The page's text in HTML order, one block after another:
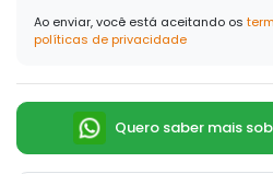
Ao enviar, você está aceitando os
políticas de privacidade
Quero saber mais